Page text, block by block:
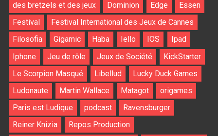
des bretzels et des jeux
Dominion Edge
Essen
Festival
Festival International des Jeux de Cannes
Filosofia
Gigamic Haba Iello IOS
Ipad
Iphone
Jeu de rôle Jeux de Société
KickStarter
Le Scorpion Masqué
Libellud
Lucky Duck Games
Ludonaute
Martin Wallace Matagot
origames
Paris est Ludique
podcast
Ravensburger
Reiner Knizia
Repos Production